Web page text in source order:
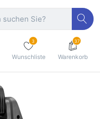
3
Wunschliste
37
Warenkorb